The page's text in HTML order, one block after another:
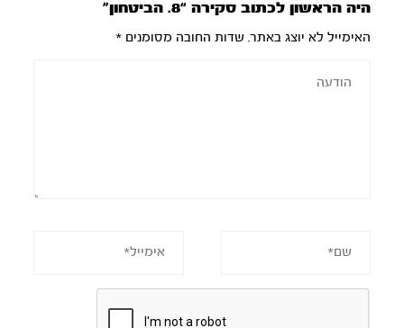
היה הראשון לכתוב סקירה “8. הביטחון”
האימייל לא יוצג באתר. שדות החובה מסומנים*